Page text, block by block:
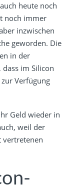
heute noch
noch immer
inzwischen
geworden. Die
in der
im Silicon
Verfügung
Geld wieder in
weil der
vertretenen